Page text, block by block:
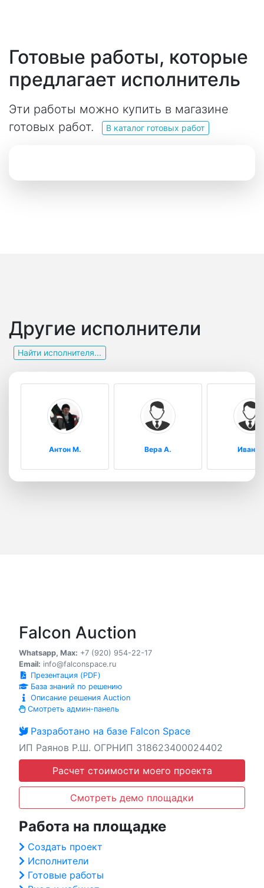
Готовые работы, которые
предлагает исполнитель
Эти работы можно купить в магазине
готовых работ.
В каталог готовых работ
Другие исполнители
Найти исполнителя...
Антон М. Вера А. Иван И.
Falcon Auction
Whatsapp, Max: +7 (920) 954-22-17
Email: info@falconspace.ru
Презентация (PDF)
База знаний по решению
Описание решения Auction
Смотреть админ-панель
Разработано на базе Falcon Space
ИП Раянов Р.Ш. ОГРНИП 318623400024402
Расчет стоимости моего проекта
Смотреть демо площадки
Работа на площадке
Создать проект
Исполнители
Готовые работы